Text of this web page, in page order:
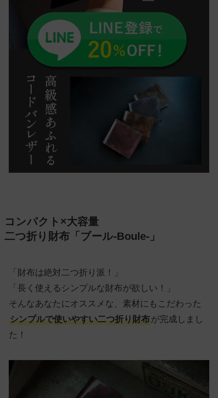
コンパクト×大容量
二つ折り財布「ブール-Boule-」
「財布は絶対二つ折り派！」
「長く使えるシンプルな財布が欲しい！」
そんなあなたにオススメな、素材にもこだわった
シンプルで使いやすい二つ折り財布が完成しまし
た！